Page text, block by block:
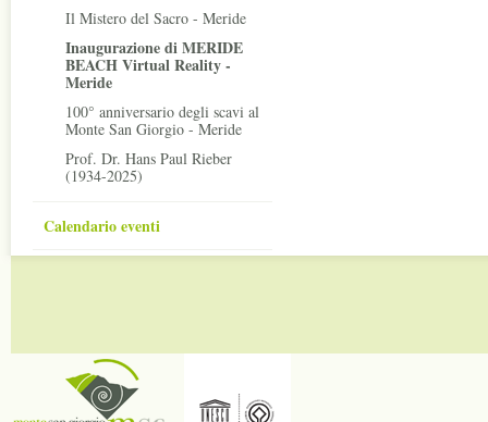
Il Mistero del Sacro - Meride
Inaugurazione di MERIDE
BEACH Virtual Reality -
Meride
100° anniversario degli scavi al
Monte San Giorgio - Meride
Prof. Dr. Hans Paul Rieber
(1934-2025)
Calendario eventi